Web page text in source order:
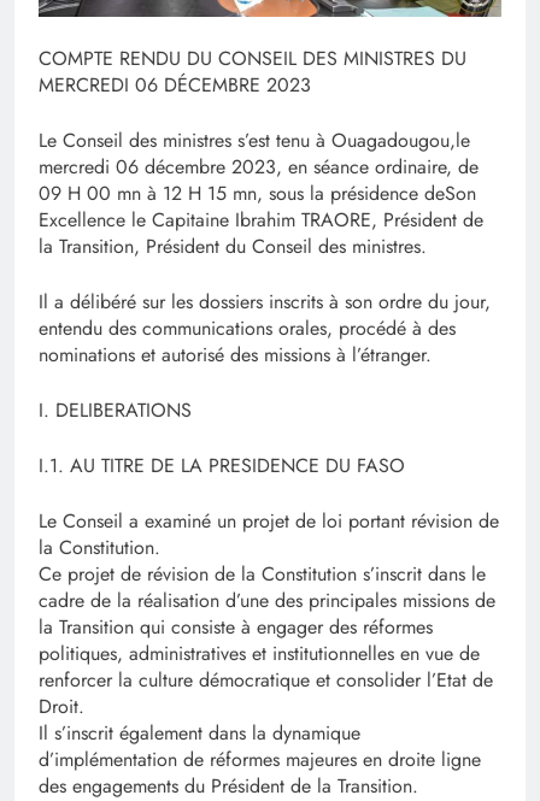
COMPTE RENDU DU CONSEIL DES MINISTRES DU
MERCREDI 06 DÉCEMBRE 2023
Le Conseil des ministres s’est tenu à Ouagadougou,le
mercredi 06 décembre 2023, en séance ordinaire, de
09 H 00 mn à 12 H 15 mn, sous la présidence deSon
Excellence le Capitaine Ibrahim TRAORE, Président de
la Transition, Président du Conseil des ministres.
Il a délibéré sur les dossiers inscrits à son ordre du jour,
entendu des communications orales, procédé à des
nominations et autorisé des missions à l’étranger.
I. DELIBERATIONS
I.1. AU TITRE DE LA PRESIDENCE DU FASO
Le Conseil a examiné un projet de loi portant révision de
la Constitution.
Ce projet de révision de la Constitution s’inscrit dans le
cadre de la réalisation d’une des principales missions de
la Transition qui consiste à engager des réformes
politiques, administratives et institutionnelles en vue de
renforcer la culture démocratique et consolider l’Etat de
Droit.
Il s’inscrit également dans la dynamique
d’implémentation de réformes majeures en droite ligne
des engagements du Président de la Transition.